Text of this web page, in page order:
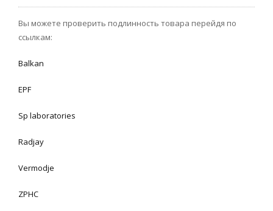
Вы можете проверить подлинность товара перейдя по
ссылкам:
Balkan
EPF
Sp laboratories
Radjay
Vermodje
ZPHC